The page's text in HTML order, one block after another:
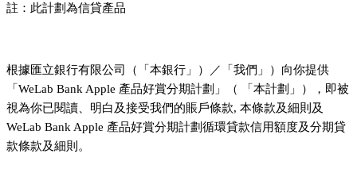
註：此計劃為信貸產品
根據匯立銀行有限公司（「本銀行」）／「我們」）向你提供
「WeLab Bank Apple 產品好賞分期計劃」（ 「本計劃」），即被
視為你已閱讀、明白及接受我們的賬戶條款, 本條款及細則及
WeLab Bank Apple 產品好賞分期計劃循環貸款信用額度及分期貸
款條款及細則。